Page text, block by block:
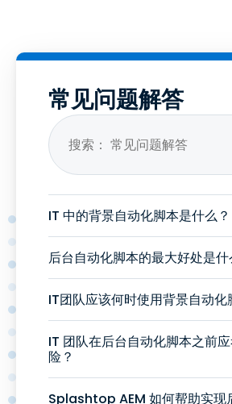
常见问题解答
IT 中的背景自动化脚本是什么？
后台自动化脚本的最大好处是什
IT团队应该何时使用背景自动化
IT 团队在后台自动化脚本之前
险？
Splashtop AEM 如何帮助实现